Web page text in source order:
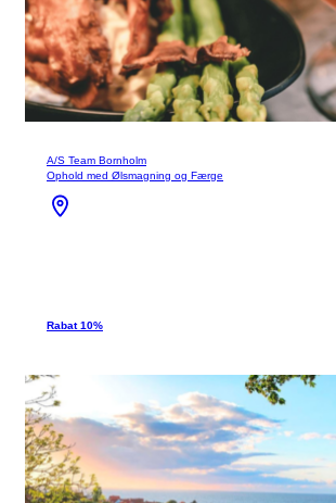
A/S Team Bornholm
Ophold med Ølsmagning og Færge
Rabat 10%